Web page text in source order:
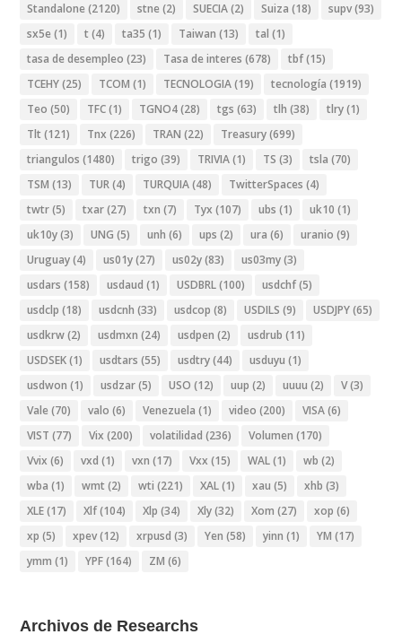
Standalone (2120) stne (2) SUECIA(2) Suiza (18) supv(93)
sx5e (1) t (4) ta35 (1) Taiwan (13) tal (1)
tasa de desempleo (23) Tasa de interes (678) tbf(15)
TCEHY(25) TCOM (1) TECNOLOGIA(19) tecnología (1919)
Teo (50) TFC(1) TGNO4(28) tgs (63) tlh (38) tlry(1)
Tlt (121) Tnx (226) TRAN (22) Treasury(699)
triangulos (1480) trigo (39) TRIVIA(1) TS (3) tsla (70)
TSM (13) TUR(4) TURQUIA(48) TwitterSpaces (4)
twtr(5) txar(27) txn (7) Tyx (107) ubs (1) uk10 (1)
uk10y(3) UNG (5) unh (6) ups (2) ura (6) uranio (9)
Uruguay(4) us01y(27) us02y(83) us03my(3)
usdars (158) usdaud (1) USDBRL(100) usdchf(5)
usdclp (18) usdcnh (33) usdcop (8) USDILS (9) USDJPY(65)
usdkrw(2) usdmxn (24) usdpen (2) usdrub (11)
USDSEK(1) usdtars (55) usdtry(44) usduyu (1)
usdwon (1) usdzar(5) USO (12) uup (2) uuuu (2) V(3)
Vale (70) valo (6) Venezuela (1) video (200) VISA(6)
VIST (77) Vix (200) volatilidad (236) Volumen (170)
Vvix (6) vxd (1) vxn (17) Vxx (15) WAL(1) wb (2)
wba (1) wmt (2) wti (221) XAL(1) xau (5) xhb (3)
XLE(17) Xlf(104) Xlp (34) Xly(32) Xom (27) xop (6)
xp (5) xpev(12) xrpusd (3) Yen (58) yinn (1) YM (17)
ymm (1) YPF(164) ZM (6)
Archivos de Researchs